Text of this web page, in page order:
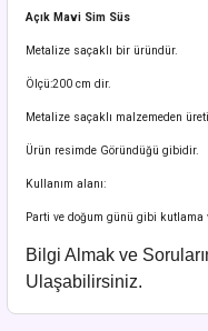
Açık Mavi Sim Süs
Metalize saçaklı bir üründür.
Ölçü:200 cm dir.
Metalize saçaklı malzemeden
Ürün resimde Göründüğü gibidir.
Kullanım alanı:
Parti ve doğum günü gibi
Bilgi Almak ve
Ulaşabilirsiniz.